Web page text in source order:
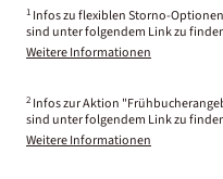
1 Infos zu flexiblen Storno-
sind unter folgendem Link zu
Weitere Informationen
2 Infos zur Aktion
sind unter folgendem Link zu
Weitere Informationen